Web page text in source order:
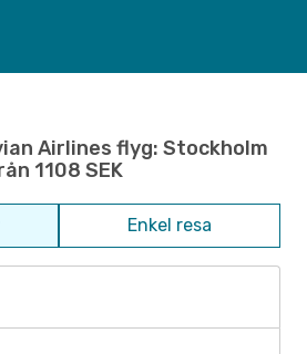
Airlines flyg: Stockholm
1108 SEK
Enkel resa